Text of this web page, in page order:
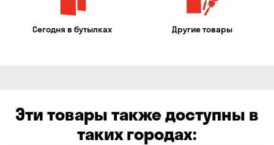
Сегодня в бутылках Другие товары
Эти товары также доступны в
таких городах: